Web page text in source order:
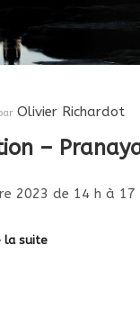
Olivier Richardot
–
2023 de 14 h à 17
la suite